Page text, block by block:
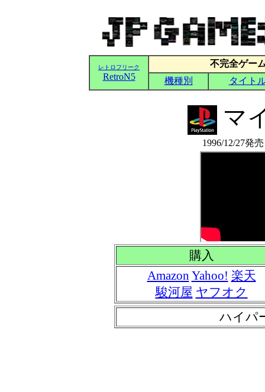
マ
1996/12/27発
購入
Amazon Yahoo! 楽天
駿河屋 ヤフオク
ハイパ